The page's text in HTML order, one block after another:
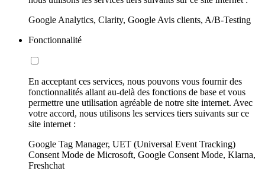
Google Analytics, Clarity, Google Avis clients, A/B-Testing
Fonctionnalité
En acceptant ces services, nous pouvons vous fournir des
fonctionnalités allant au-delà des fonctions de base et vous
permettre une utilisation agréable de notre site internet. Avec
votre accord, nous utilisons les services tiers suivants sur ce
site internet :
Google Tag Manager, UET (Universal Event Tracking)
Consent Mode de Microsoft, Google Consent Mode, Klarna,
Freshchat